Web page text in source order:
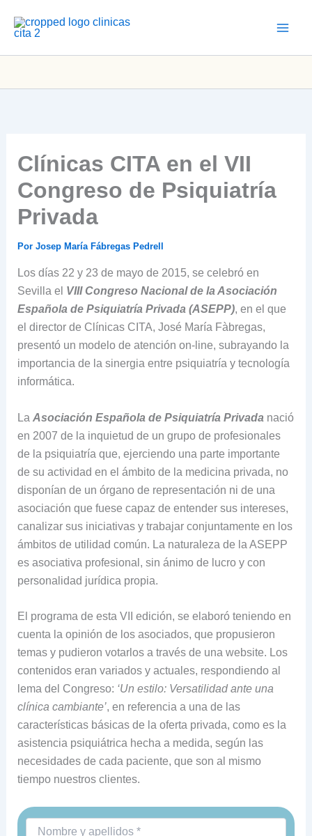
Clínicas CITA en el VII
Congreso de Psiquiatría
Privada
Por Josep María Fábregas Pedrell
Los días 22 y 23 de mayo de 2015, se celebró en
Sevilla el VIII Congreso Nacional de la Asociación
Española de Psiquiatría Privada (ASEPP), en el que
el director de Clínicas CITA, José María Fàbregas,
presentó un modelo de atención on-line, subrayando la
importancia de la sinergia entre psiquiatría y tecnología
informática.
La Asociación Española de Psiquiatría Privada nació
en 2007 de la inquietud de un grupo de profesionales
de la psiquiatría que, ejerciendo una parte importante
de su actividad en el ámbito de la medicina privada, no
disponían de un órgano de representación ni de una
asociación que fuese capaz de entender sus intereses,
canalizar sus iniciativas y trabajar conjuntamente en los
ámbitos de utilidad común. La naturaleza de la ASEPP
es asociativa profesional, sin ánimo de lucro y con
personalidad jurídica propia.
El programa de esta VII edición, se elaboró teniendo en
cuenta la opinión de los asociados, que propusieron
temas y pudieron votarlos a través de una website. Los
contenidos eran variados y actuales, respondiendo al
lema del Congreso: ‘Un estilo: Versatilidad ante una
clínica cambiante’, en referencia a una de las
características básicas de la oferta privada, como es la
asistencia psiquiátrica hecha a medida, según las
necesidades de cada paciente, que son al mismo
tiempo nuestros clientes.